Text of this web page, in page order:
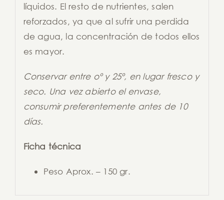
líquidos. El resto de nutrientes, salen
reforzados, ya que al sufrir una perdida
de agua, la concentración de todos ellos
es mayor.
Conservar entre oº y 25º, en lugar fresco y
seco. Una vez abierto el envase,
consumir preferentemente antes de 10
días.
Ficha técnica
Peso Aprox. – 150 gr.